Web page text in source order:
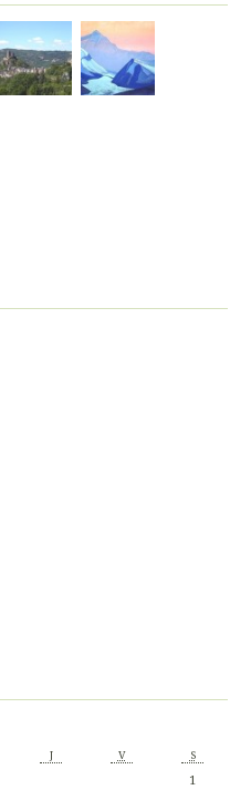
J V S
1